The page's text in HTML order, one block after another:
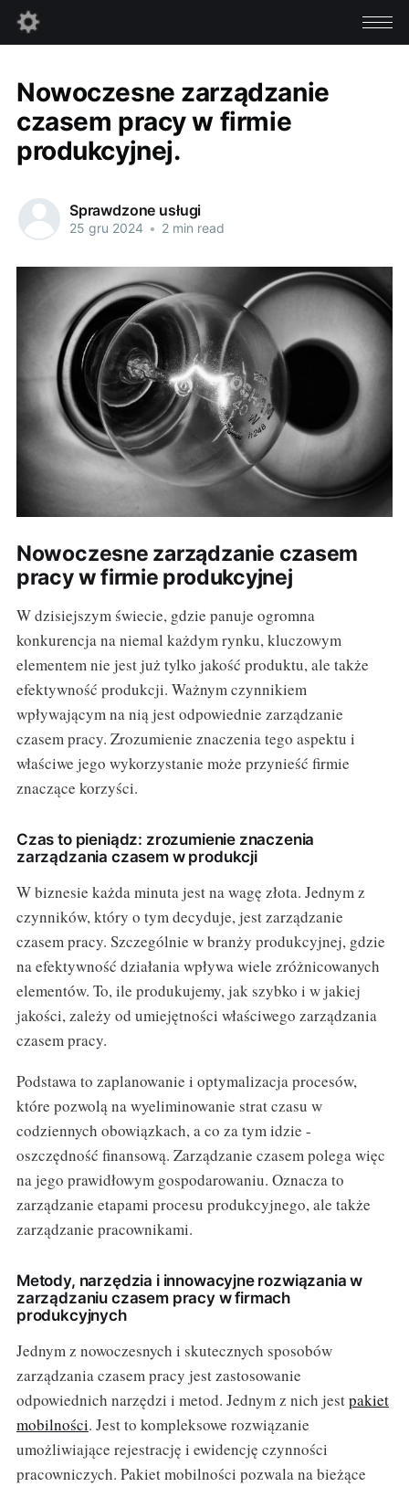
Nowoczesne zarządzanie
czasem pracy w firmie
produkcyjnej.
Sprawdzone usługi
25 gru 2024 • 2 min read
Nowoczesne zarządzanie czasem
pracy w firmie produkcyjnej
W dzisiejszym świecie, gdzie panuje ogromna
konkurencja na niemal każdym rynku, kluczowym
elementem nie jest już tylko jakość produktu, ale także
efektywność produkcji. Ważnym czynnikiem
wpływającym na nią jest odpowiednie zarządzanie
czasem pracy. Zrozumienie znaczenia tego aspektu i
właściwe jego wykorzystanie może przynieść firmie
znaczące korzyści.
Czas to pieniądz: zrozumienie znaczenia
zarządzania czasem w produkcji
W biznesie każda minuta jest na wagę złota. Jednym z
czynników, który o tym decyduje, jest zarządzanie
czasem pracy. Szczególnie w branży produkcyjnej, gdzie
na efektywność działania wpływa wiele zróżnicowanych
elementów. To, ile produkujemy, jak szybko i w jakiej
jakości, zależy od umiejętności właściwego zarządzania
czasem pracy.
Podstawa to zaplanowanie i optymalizacja procesów,
które pozwolą na wyeliminowanie strat czasu w
codziennych obowiązkach, a co za tym idzie -
oszczędność finansową. Zarządzanie czasem polega więc
na jego prawidłowym gospodarowaniu. Oznacza to
zarządzanie etapami procesu produkcyjnego, ale także
zarządzanie pracownikami.
Metody, narzędzia i innowacyjne rozwiązania w
zarządzaniu czasem pracy w firmach
produkcyjnych
Jednym z nowoczesnych i skutecznych sposobów
zarządzania czasem pracy jest zastosowanie
odpowiednich narzędzi i metod. Jednym z nich jestpakiet
mobilności. Jest to kompleksowe rozwiązanie
umożliwiające rejestrację i ewidencję czynności
pracowniczych. Pakiet mobilności pozwala na bieżące